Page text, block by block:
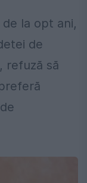
la opt ani,
de
refuză să